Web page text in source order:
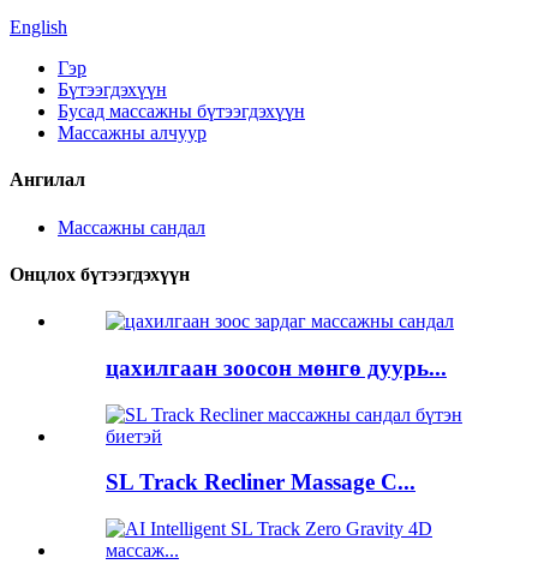
English
Гэр
Бүтээгдэхүүн
Бусад массажны бүтээгдэхүүн
Массажны алчуур
Ангилал
Массажны сандал
Онцлох бүтээгдэхүүн
цахилгаан зоосон мөнгө дуурь...
SL Track Recliner Massage C...